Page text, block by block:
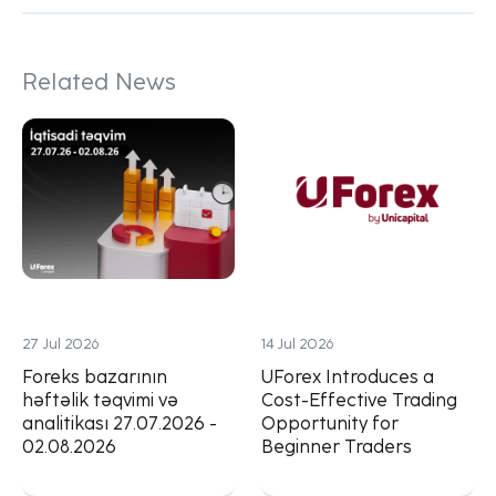
Related News
27 Jul 2026
Foreks bazarının
həftəlik təqvimi və
analitikası 27.07.2026 -
02.08.2026
14 Jul 2026
UForex Introduces a
Cost-Effective Trading
Opportunity for
Beginner Traders